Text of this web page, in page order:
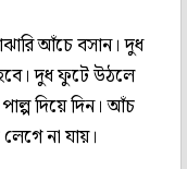
আঁচে বসান। দুধ
দুধ ফুটে উঠলে
দিয়ে দিন। আঁচ
না যায়।